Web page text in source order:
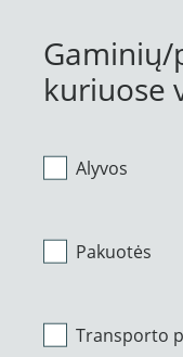
Gaminių/
kuriuose
Alyvos
Pakuotės
Transporto